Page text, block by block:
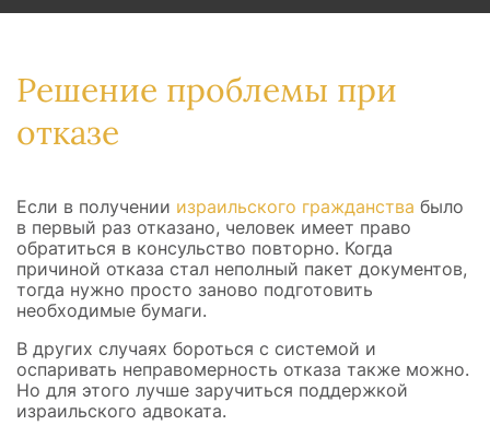
Решение проблемы при
отказе
Если в получении израильского гражданства было
в первый раз отказано, человек имеет право
обратиться в консульство повторно. Когда
причиной отказа стал неполный пакет документов,
тогда нужно просто заново подготовить
необходимые бумаги.
В других случаях бороться с системой и
оспаривать неправомерность отказа также можно.
Но для этого лучше заручиться поддержкой
израильского адвоката.